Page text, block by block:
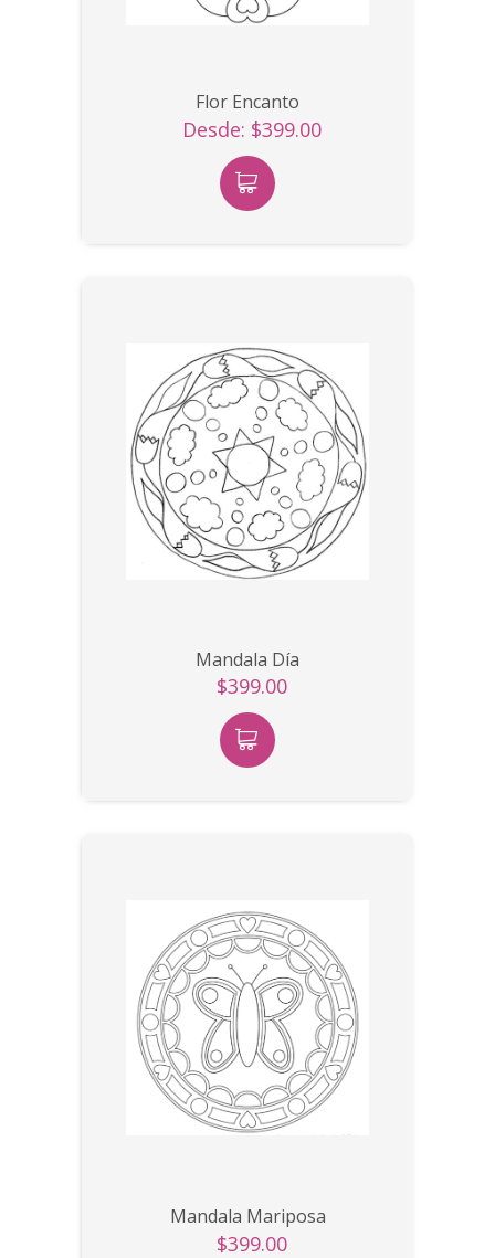
Flor Encanto
Desde: $399.00
Mandala Día
$399.00
Mandala Mariposa
$399.00